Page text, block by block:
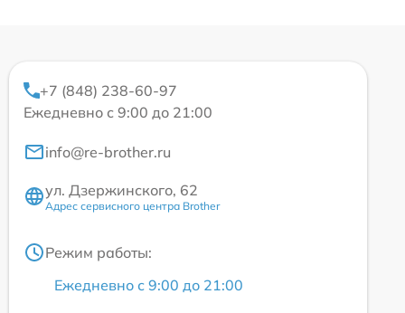
+7 (848) 238-60-97
Ежедневно с 9:00 до 21:00
info@re-brother.ru
ул. Дзержинского, 62
Адрес сервисного центра Brother
Режим работы:
Ежедневно с 9:00 до 21:00